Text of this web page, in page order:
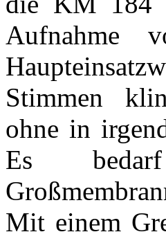
Aufnahme
Stimmen
ohne in
Es
Mit einem